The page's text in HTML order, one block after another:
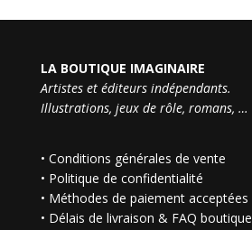
LA BOUTIQUE IMAGINAIRE
Artistes et éditeurs indépendants.
Illustrations, jeux de rôle, romans, …
• Conditions générales de vente
• Politique de confidentialité
• Méthodes de paiement acceptées
• Délais de livraison & FAQ boutique